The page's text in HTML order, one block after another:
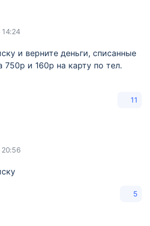
и верните деньги, списанные
750р и 160р на карту по тел.
11
20:56
5